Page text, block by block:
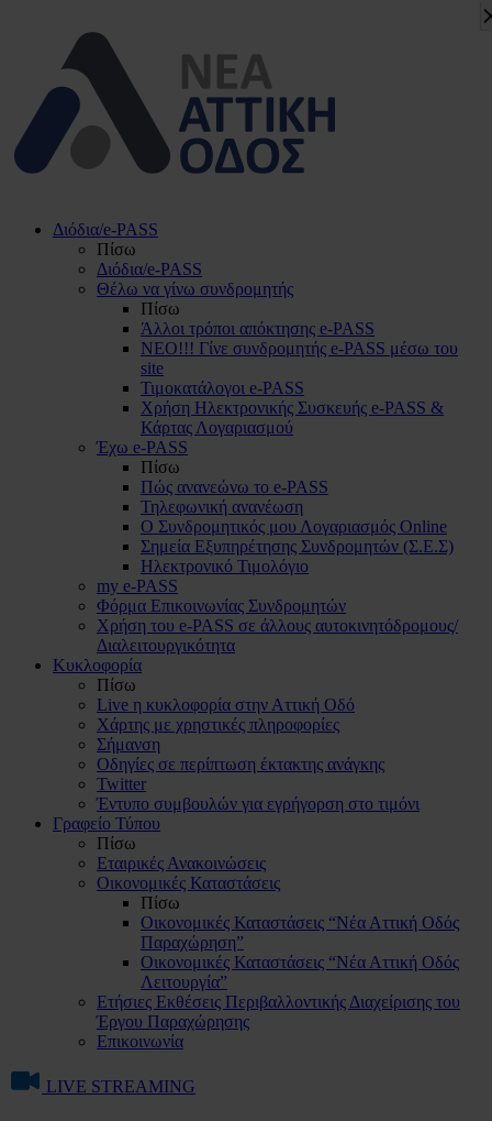
Διόδια/e-PASS
Πίσω
Διόδια/e-PASS
Θέλω να γίνω συνδρομητής
Πίσω
Άλλοι τρόποι απόκτησης e-PASS
ΝΕΟ!!! Γίνε συνδρομητής e-PASS μέσω του
site
Τιμοκατάλογοι e-PASS
Χρήση Ηλεκτρονικής Συσκευής e-PASS &
Κάρτας Λογαριασμού
Έχω e-PASS
Πίσω
Πώς ανανεώνω το e-PASS
Τηλεφωνική ανανέωση
Ο Συνδρομητικός μου Λογαριασμός Online
Σημεία Εξυπηρέτησης Συνδρομητών (Σ.Ε.Σ)
Ηλεκτρονικό Τιμολόγιο
my e-PASS
Φόρμα Επικοινωνίας Συνδρομητών
Χρήση του e-PASS σε άλλους αυτοκινητόδρομους/
Διαλειτουργικότητα
Κυκλοφορία
Πίσω
Live η κυκλοφορία στην Αττική Οδό
Χάρτης με χρηστικές πληροφορίες
Σήμανση
Οδηγίες σε περίπτωση έκτακτης ανάγκης
Twitter
Έντυπο συμβουλών για εγρήγορση στο τιμόνι
Γραφείο Τύπου
Πίσω
Εταιρικές Ανακοινώσεις
Οικονομικές Καταστάσεις
Πίσω
Οικονομικές Καταστάσεις “Νέα Αττική Οδός
Παραχώρηση”
Οικονομικές Καταστάσεις “Νέα Αττική Οδός
Λειτουργία”
Ετήσιες Εκθέσεις Περιβαλλοντικής Διαχείρισης του
Έργου Παραχώρησης
Επικοινωνία
LIVE STREAMING